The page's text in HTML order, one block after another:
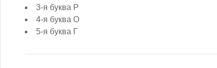
3-я буква Р
4-я буква О
5-я буква Г